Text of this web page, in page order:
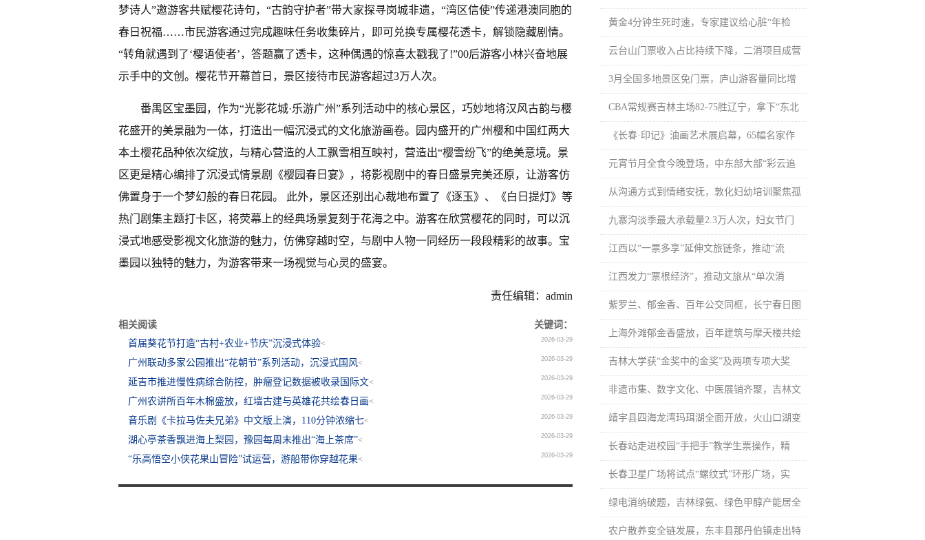
梦诗人”邀游客共赋樱花诗句，“古韵守护者”带大家探寻岗城非遗，“湾区信使”传递港澳同胞的
春日祝福……市民游客通过完成趣味任务收集碎片，即可兑换专属樱花透卡，解锁隐藏剧情。
“转角就遇到了‘樱语使者’，答题赢了透卡，这种偶遇的惊喜太戳我了!”00后游客小林兴奋地展
示手中的文创。樱花节开幕首日，景区接待市民游客超过3万人次。
番禺区宝墨园，作为“光影花城·乐游广州”系列活动中的核心景区，巧妙地将汉风古韵与樱
花盛开的美景融为一体，打造出一幅沉浸式的文化旅游画卷。园内盛开的广州樱和中国红两大
本土樱花品种依次绽放，与精心营造的人工飘雪相互映衬，营造出“樱雪纷飞”的绝美意境。景
区更是精心编排了沉浸式情景剧《樱园春日宴》，将影视剧中的春日盛景完美还原，让游客仿
佛置身于一个梦幻般的春日花园。 此外，景区还别出心裁地布置了《逐玉》、《白日提灯》等
热门剧集主题打卡区，将荧幕上的经典场景复刻于花海之中。游客在欣赏樱花的同时，可以沉
浸式地感受影视文化旅游的魅力，仿佛穿越时空，与剧中人物一同经历一段段精彩的故事。宝
墨园以独特的魅力，为游客带来一场视觉与心灵的盛宴。
责任编辑：admin
相关阅读
关键词：
首届葵花节打造“古村+农业+节庆”沉浸式体验< 2026-03-29
广州联动多家公园推出“花朝节”系列活动，沉浸式国风< 2026-03-29
延吉市推进慢性病综合防控，肿瘤登记数据被收录国际文< 2026-03-29
广州农讲所百年木棉盛放，红墙古建与英雄花共绘春日画< 2026-03-29
音乐剧《卡拉马佐夫兄弟》中文版上演，110分钟浓缩七< 2026-03-29
湖心亭茶香飘进海上梨园，豫园每周末推出“海上茶席”< 2026-03-29
“乐高悟空小侠花果山冒险”试运营，游船带你穿越花果< 2026-03-29
黄金4分钟生死时速，专家建议给心脏“年检
云台山门票收入占比持续下降，二消项目成营
3月全国多地景区免门票，庐山游客量同比增
CBA常规赛吉林主场82-75胜辽宁，拿下“东北
《长春·印记》油画艺术展启幕，65幅名家作
元宵节月全食今晚登场，中东部大部“彩云追
从沟通方式到情绪安抚，敦化妇幼培训聚焦孤
九寨沟淡季最大承载量2.3万人次，妇女节门
江西以“一票多享”延伸文旅链条，推动“流
江西发力“票根经济”，推动文旅从“单次消
紫罗兰、郁金香、百年公交同框，长宁春日图
上海外滩郁金香盛放，百年建筑与摩天楼共绘
吉林大学获“金奖中的金奖”及两项专项大奖
非遗市集、数字文化、中医展销齐聚，吉林文
靖宇县四海龙湾玛珥湖全面开放，火山口湖变
长春站走进校园“手把手”教学生票操作，精
长春卫星广场将试点“螺纹式”环形广场，实
绿电消纳破题，吉林绿氨、绿色甲醇产能居全
农户散养变全链发展，东丰县那丹伯镇走出特